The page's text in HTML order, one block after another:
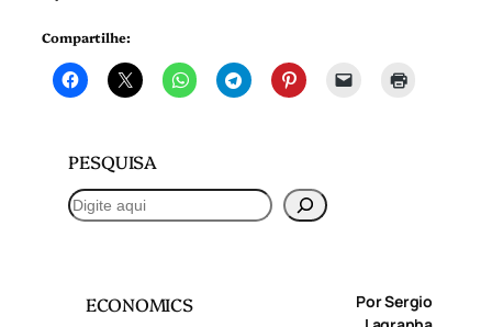
Compartilhe:
PESQUISA
P
e
ECONOMICS
Por Sergio